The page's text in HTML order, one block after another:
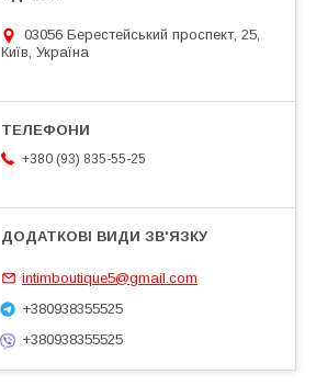
03056 Берестейський проспект, 25,
Київ, Україна
+380 (93) 835-55-25
intimboutique5@gmail.com
+380938355525
+380938355525